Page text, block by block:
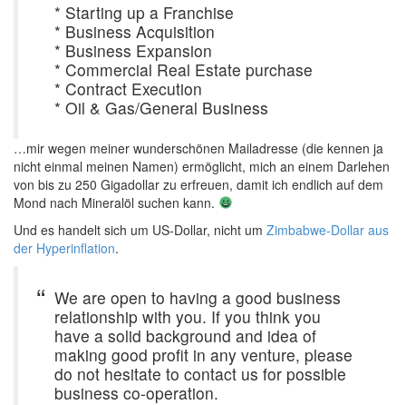
* Starting up a Franchise
* Business Acquisition
* Business Expansion
* Commercial Real Estate purchase
* Contract Execution
* Oil & Gas/General Business
…mir wegen meiner wunderschönen Mailadresse (die kennen ja
nicht einmal meinen Namen) ermöglicht, mich an einem Darlehen
von bis zu 250 Gigadollar zu erfreuen, damit ich endlich auf dem
Mond nach Mineralöl suchen kann.
Und es handelt sich um US-Dollar, nicht um Zimbabwe-Dollar aus
der Hyperinflation.
We are open to having a good business
relationship with you. If you think you
have a solid background and idea of
making good profit in any venture, please
do not hesitate to contact us for possible
business co-operation.